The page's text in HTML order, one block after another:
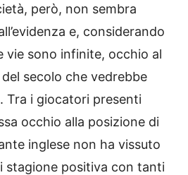
però, non sembra
e, considerando
vie sono infinite, occhio al
secolo che vedrebbe
. Tra i giocatori presenti
occhio alla posizione di
inglese non ha vissuto
stagione positiva con tanti